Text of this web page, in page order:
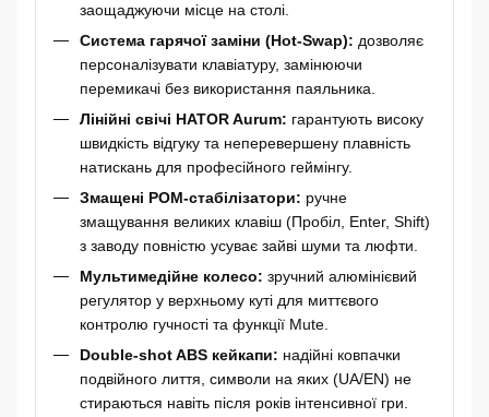
заощаджуючи місце на столі.
Система гарячої заміни (Hot-Swap): дозволяє
персоналізувати клавіатуру, замінюючи
перемикачі без використання паяльника.
Лінійні свічі HATOR Aurum: гарантують високу
швидкість відгуку та неперевершену плавність
натискань для професійного геймінгу.
Змащені POM-стабілізатори: ручне
змащування великих клавіш (Пробіл, Enter, Shift)
з заводу повністю усуває зайві шуми та люфти.
Мультимедійне колесо: зручний алюмінієвий
регулятор у верхньому куті для миттєвого
контролю гучності та функції Mute.
Double-shot ABS кейкапи: надійні ковпачки
подвійного лиття, символи на яких (UA/EN) не
стираються навіть після років інтенсивної гри.